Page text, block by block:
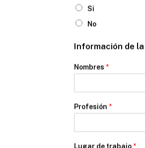
Si
No
Información de
Nombres *
Profesión *
Lugar de trabajo *